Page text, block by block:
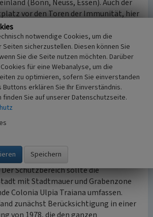
(Bonn, Neuss, Essen). Auch der
vor den Toren der Immunität, hier
markant wirksam durch das
Michaelstor, ist ein Merkmal
das in dieser Klarheit nur noch
Das Straßennetz und die erhaltenen
wesentlich dem Ausbau des 14.
zeigen den gotischen
nach der Phase der
13. Jahrhundert.
für Denkmalpflege halte schon 1972
Rheinland) in einem
1 den städtebaulichen Wert der
Schutzbereich sollte die
mit Stadtmauer und Grabenzone
Colonia Ulpia Traiana umfassen.
zunächst Berücksichtigung in einer
notwendige Cookies, um die
sicherzustellen. Diesen können Sie
Sie die Seite nutzen möchten. Darüber
für eine Webanalyse, um die
zu optimieren, sofern Sie einverstanden
Buttons erklären Sie Ihr Einverständnis.
Sie auf unserer Datenschutzseite.